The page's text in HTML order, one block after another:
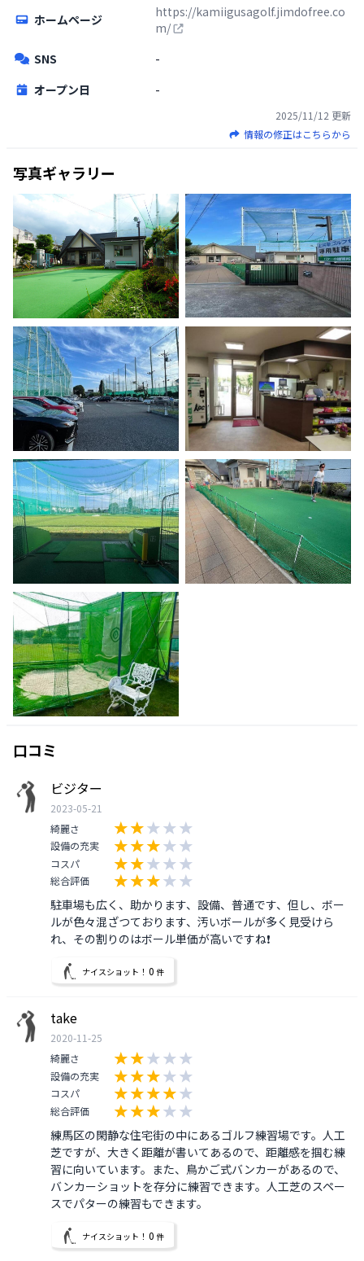
ホームページ
https://kamiigusagolf.jimdofree.co
m/
SNS
-
オープン日
-
2025/11/12 更新
情報の修正はこちらから
写真ギャラリー
口コミ
ビジター
2023-05-21
綺麗さ
設備の充実
コスパ
総合評価
駐車場も広く、助かります、設備、普通です、但し、ボー
ルが色々混ざつております、汚いボールが多く見受けら
れ、その割りのはボール単価が高いですね❗
ナイスショット！ 0 件
take
2020-11-25
綺麗さ
設備の充実
コスパ
総合評価
練馬区の閑静な住宅街の中にあるゴルフ練習場です。人工
芝ですが、大きく距離が書いてあるので、距離感を掴む練
習に向いています。また、鳥かご式バンカーがあるので、
バンカーショットを存分に練習できます。人工芝のスペー
スでパターの練習もできます。
ナイスショット！ 0 件